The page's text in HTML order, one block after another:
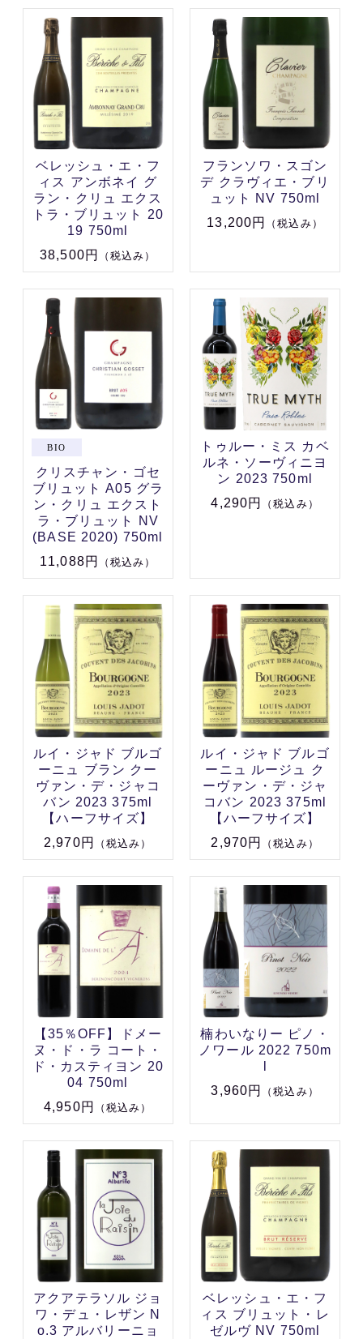
ベレッシュ・エ・フ
ィス アンボネイ グ
ラン・クリュ エクス
トラ・ブリュット 20
19 750ml
38,500円
（税込み）
フランソワ・スゴン
デ クラヴィエ・ブリ
ュット NV 750ml
13,200円
（税込み）
クリスチャン・ゴセ
ブリュット A05 グラ
ン・クリュ エクスト
ラ・ブリュット NV
(BASE 2020) 750ml
11,088円
（税込み）
トゥルー・ミス カベ
ルネ・ソーヴィニヨ
ン 2023 750ml
4,290円
（税込み）
ルイ・ジャド ブルゴ
ーニュ ブラン クー
ヴァン・デ・ジャコ
バン 2023 375ml
【ハーフサイズ】
2,970円
（税込み）
ルイ・ジャド ブルゴ
ーニュ ルージュ ク
ーヴァン・デ・ジャ
コバン 2023 375ml
【ハーフサイズ】
2,970円
（税込み）
【35％OFF】ドメー
ヌ・ド・ラ コート・
ド・カスティヨン 20
04 750ml
4,950円
（税込み）
楠わいなりー ピノ・
ノワール 2022 750m
3,960円
（税込み）
アクアテラソル ジョ
ワ・デュ・レザン N
o.3 アルバリーニョ
ベレッシュ・エ・フ
ィス ブリュット・レ
ゼルヴ NV 750ml